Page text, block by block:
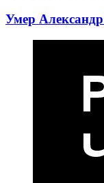
Умер